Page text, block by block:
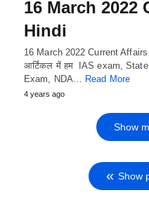
16 March 2022
Hindi
16 March 2022 Current Affairs
आर्टिकल में हम IAS exam,
Exam, NDA… Read More
4 years ago
Show
Show